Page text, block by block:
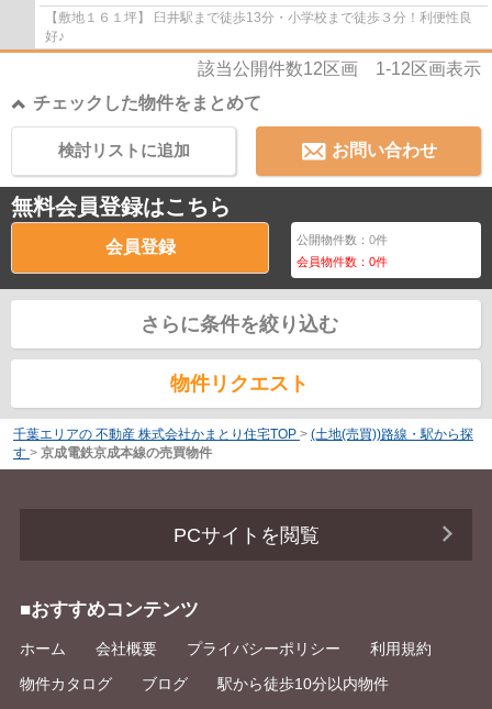
【敷地１６１坪】 臼井駅まで徒歩13分・小学校まで徒歩３分！利便性良
好♪
該当公開件数12区画 1-12区画表示
チェックした物件をまとめて
お問い合わせ
検討リストに追加
無料会員登録はこちら
会員登録 公開物件数：0件
会員物件数：0件
さらに条件を絞り込む
物件リクエスト
千葉エリアの 不動産 株式会社かまとり住宅TOP > (土地(売買))路線・駅から探
す > 京成電鉄京成本線の売買物件
PCサイトを閲覧
■おすすめコンテンツ
ホーム 会社概要 プライバシーポリシー 利用規約
物件カタログ ブログ 駅から徒歩10分以内物件